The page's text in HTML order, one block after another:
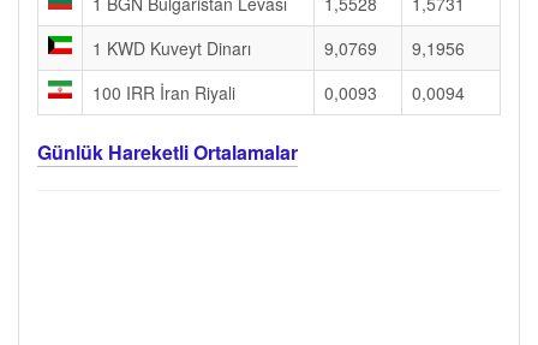
1 KWD Kuveyt Dinarı
9,0769
9,1956
100 IRR İran Riyali
0,0093 0,0094
Günlük Hareketli Ortalamalar